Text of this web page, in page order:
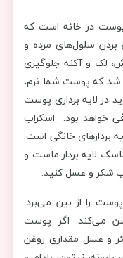
پوست در خانه است که
بردن سلول‌های مرده و
لک و آکنه جلوگیری
شد که پوست شما نرم،
در لایه برداری پوست
خواهد بود. اسکراب
بردارهای خانگی است.
لایه بردار ماست و
شکر و عسل کنید.
را از بین می‌برد.
می‌کند. اگر پوست
و عسل مقداری روغن